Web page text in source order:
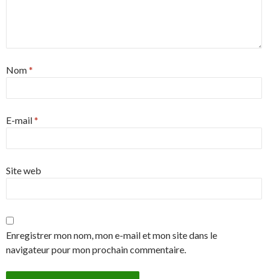
Nom*
E-mail*
Site web
Enregistrer mon nom, mon e-mail et mon site dans le
navigateur pour mon prochain commentaire.